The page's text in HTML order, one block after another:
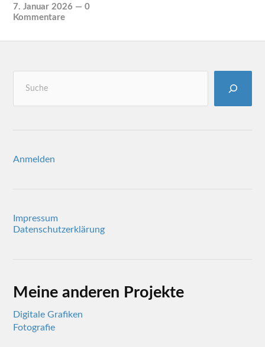
7. Januar 2026 —0
Kommentare
Anmelden
Impressum
Datenschutzerklärung
Meine anderen Projekte
Digitale Grafiken
Fotografie